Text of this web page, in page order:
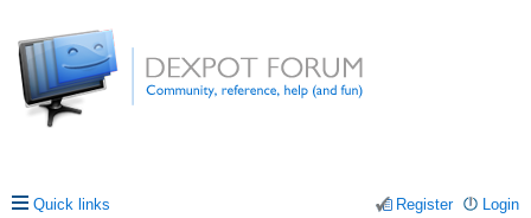
Quick links Login
Register